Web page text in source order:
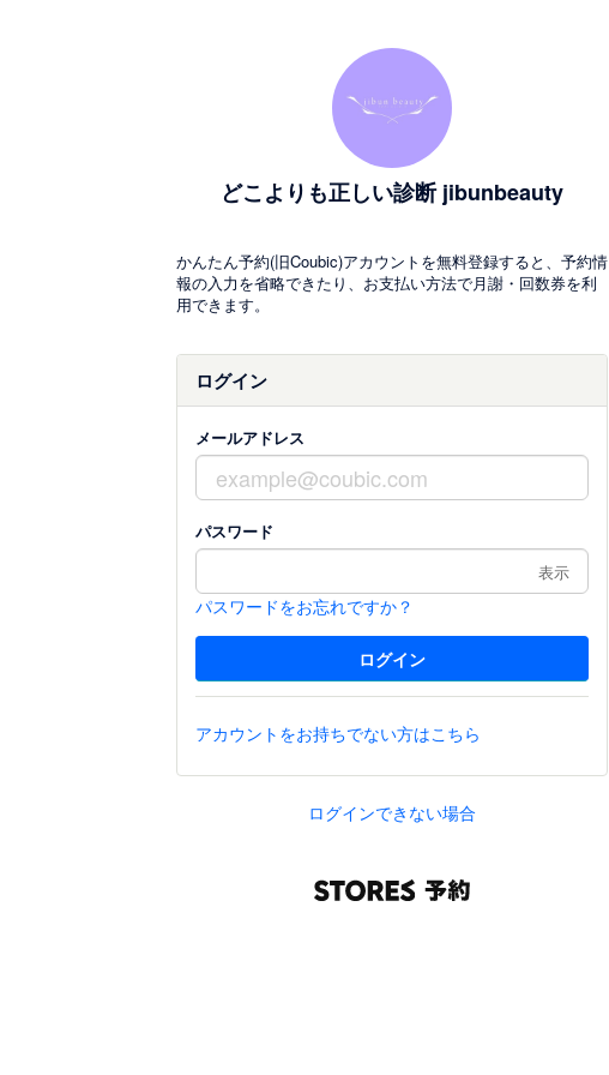
どこよりも正しい診断 jibunbeauty
かんたん予約(旧Coubic)アカウントを無料登録すると、予約情
報の入力を省略できたり、お支払い方法で月謝・回数券を利
用できます。
ログイン
メールアドレス
パスワード
表示
パスワードをお忘れですか？
アカウントをお持ちでない方はこちら
ログインできない場合